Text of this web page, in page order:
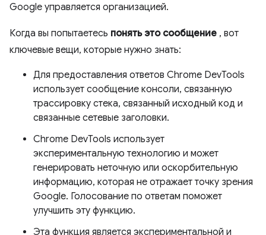
Google управляется организацией.
Когда вы попытаетесь понять это сообщение , вот
ключевые вещи, которые нужно знать:
Для предоставления ответов Chrome DevTools
использует сообщение консоли, связанную
трассировку стека, связанный исходный код и
связанные сетевые заголовки.
Chrome DevTools использует
экспериментальную технологию и может
генерировать неточную или оскорбительную
информацию, которая не отражает точку зрения
Google. Голосование по ответам поможет
улучшить эту функцию.
Эта функция является экспериментальной и